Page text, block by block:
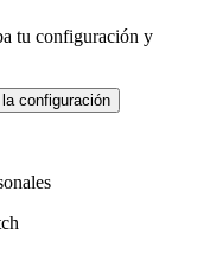
tu configuración y
configuración